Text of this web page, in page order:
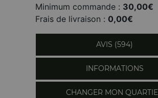
Minimum commande : 30,00€
Frais de livraison : 0,00€
AVIS (594)
INFORMATIONS
CHANGER MON